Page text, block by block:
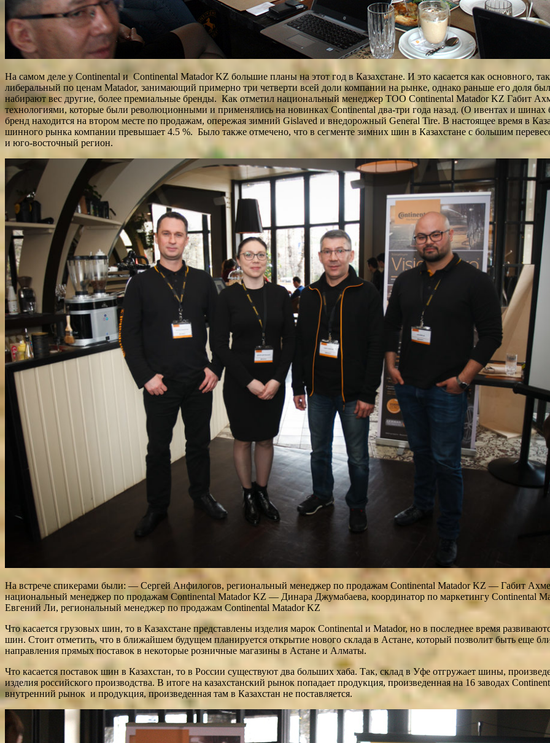
На самом деле у Continental и Continental Matador KZ большие планы на этот год в Казахстане. И это касается как основного,
либеральный по ценам Matador, занимающий примерно три четверти всей доли компании на рынке, однако раньше его доля
набирают вес другие, более премиальные бренды. Как отметил национальный менеджер ТОО Continental Matador KZ Габит
технологиями, которые были революционными и применялись на новинках Continental два-три года назад. (О ивентах и шинах
бренд находится на втором месте по продажам, опережая зимний Gislaved и внедорожный General Tire. В настоящее время в
шинного рынка компании превышает 4.5 %. Было также отмечено, что в сегменте зимних шин в Казахстане с большим
и юго-восточный регион.
На встрече спикерами были: — Сергей Анфилогов, региональный менеджер по продажам Continental Matador KZ — Габит
национальный менеджер по продажам Continental Matador KZ — Динара Джумабаева, координатор по маркетингу Continental
Евгений Ли, региональный менеджер по продажам Continental Matador KZ
Что касается грузовых шин, то в Казахстане представлены изделия марок Continental и Matador, но в последнее время
шин. Стоит отметить, что в ближайшем будущем планируется открытие нового склада в Астане, который позволит быть еще
направления прямых поставок в некоторые розничные магазины в Астане и Алматы.
Что касается поставок шин в Казахстан, то в России существуют два больших хаба. Так, склад в Уфе отгружает шины,
изделия российского производства. В итоге на казахстанский рынок попадает продукция, произведенная на 16 заводах
внутренний рынок и продукция, произведенная там в Казахстан не поставляется.